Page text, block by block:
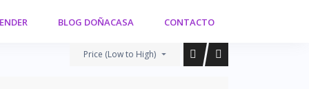
BLOG DOÑACASA CONTACTO
Price (Low to High)